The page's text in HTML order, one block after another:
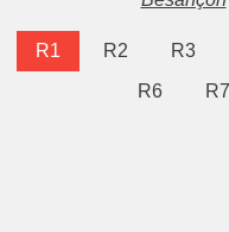
R1 R2
R3
R6
R7